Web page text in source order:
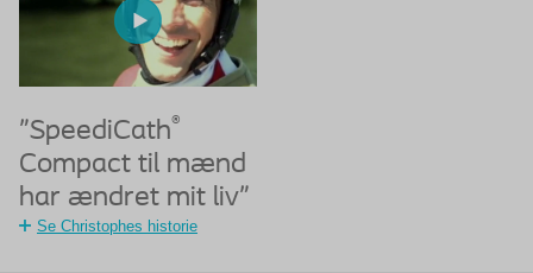
”SpeediCath®
Compact til mænd
har ændret mit liv”
Se Christophes historie